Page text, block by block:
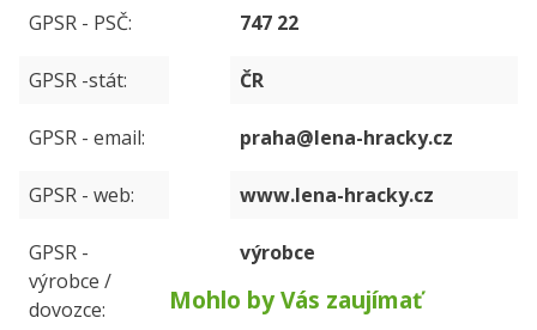
GPSR - PSČ 747 22
GPSR -stát ČR
GPSR - email praha@lena-hracky.cz
GPSR - web www.lena-hracky.cz
GPSR -
výrobce /
dovozce
výrobce
Mohlo by Vás zaujímať